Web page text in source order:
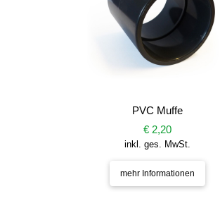
PVC Muffe
€ 2,20
inkl. ges. MwSt.
mehr Informationen